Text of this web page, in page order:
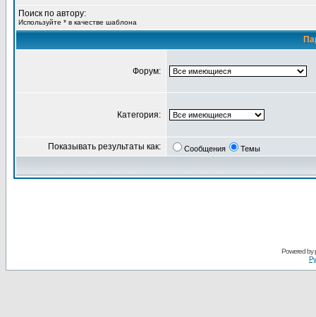
Поиск по автору:
Используйте * в качестве шаблона
Форум:
Категория:
Показывать результаты как: Сообщения Темы
Powered by